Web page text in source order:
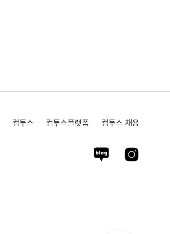
컴투스 컴투스플랫폼 컴투스 채용